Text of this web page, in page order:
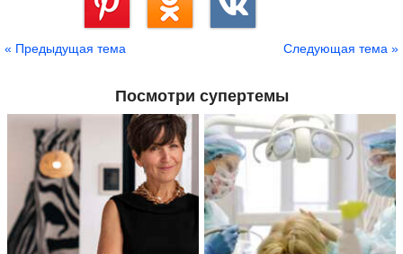
« Предыдущая тема Следующая тема »
Посмотри супертемы